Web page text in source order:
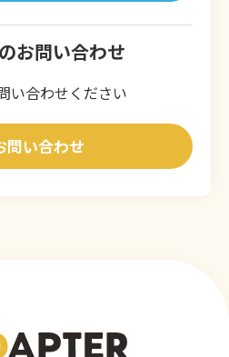
お問い合わせ
い合わせください
問い合わせ